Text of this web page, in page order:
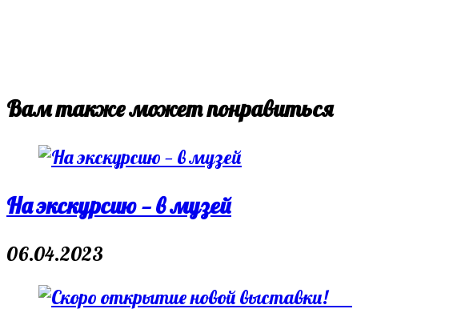
Вам также может понравиться
На экскурсию — в музей
06.04.2023